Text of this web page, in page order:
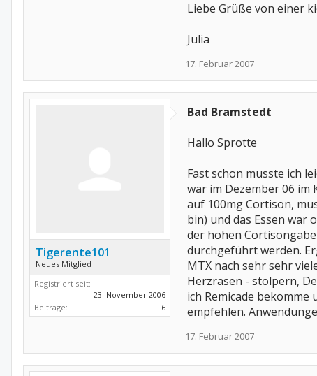
Liebe Grüße von einer
Julia
17. Februar 2007
Tigerente101
Neues Mitglied
Registriert seit:
23. November 2006
Beiträge:
6
Bad Bramstedt
Hallo Sprotte
Fast schon musste ich
war im Dezember 06 im
auf 100mg Cortison,
bin) und das Essen war
der hohen
durchgeführt werden.
MTX nach sehr sehr
Herzrasen - stolpern,
ich Remicade
empfehlen.
17. Februar 2007